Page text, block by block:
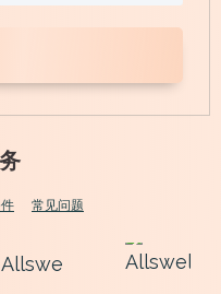
常见问题